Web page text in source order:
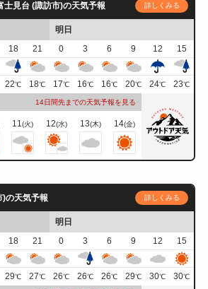
士見台 (諏訪市)の天気予報 詳しくみる
明日
18 21 0 3 6 9 12
15
22℃ 18℃ 17℃ 16℃ 16℃ 20℃ 24℃ 23℃
14日間先までの天気予報を見る
11(火) 12(水) 13(木) 14(金)
)の天気予報 詳しくみる
明日
18 21 0 3 6 9 12
15
29℃ 27℃ 26℃ 26℃ 26℃ 29℃ 30℃ 30℃